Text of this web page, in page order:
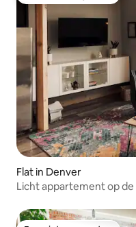
Flat in Denver
Licht appartement op